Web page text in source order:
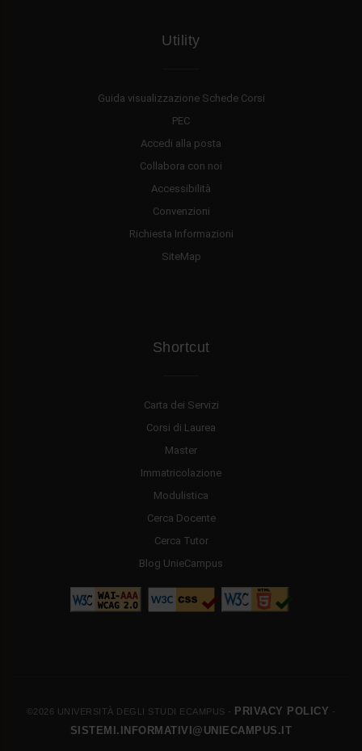
Utility
Guida visualizzazione Schede Corsi
PEC
Accedi alla posta
Collabora con noi
Accessibilità
Convenzioni
Richiesta Informazioni
SiteMap
Shortcut
Carta dei Servizi
Corsi di Laurea
Master
Immatricolazione
Modulistica
Cerca Docente
Cerca Tutor
Blog UnieCampus
©2026 UNIVERSITÀ DEGLI STUDI ECAMPUS - PRIVACY POLICY -
SISTEMI.INFORMATIVI@UNIECAMPUS.IT